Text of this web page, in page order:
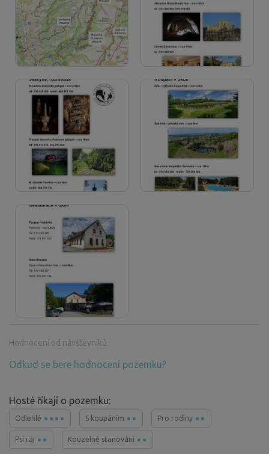
Hodnocení od návštěvníků
Odkud se bere hodnocení pozemku?
Hosté říkají o pozemku:
Odlehlé S koupáním Pro rodiny
Psí ráj Kouzelné stanování